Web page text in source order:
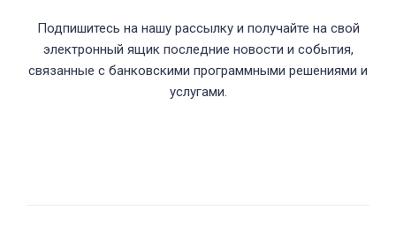
Подпишитесь на нашу рассылку и получайте на свой
электронный ящик последние новости и события,
связанные с банковскими программными решениями и
услугами.